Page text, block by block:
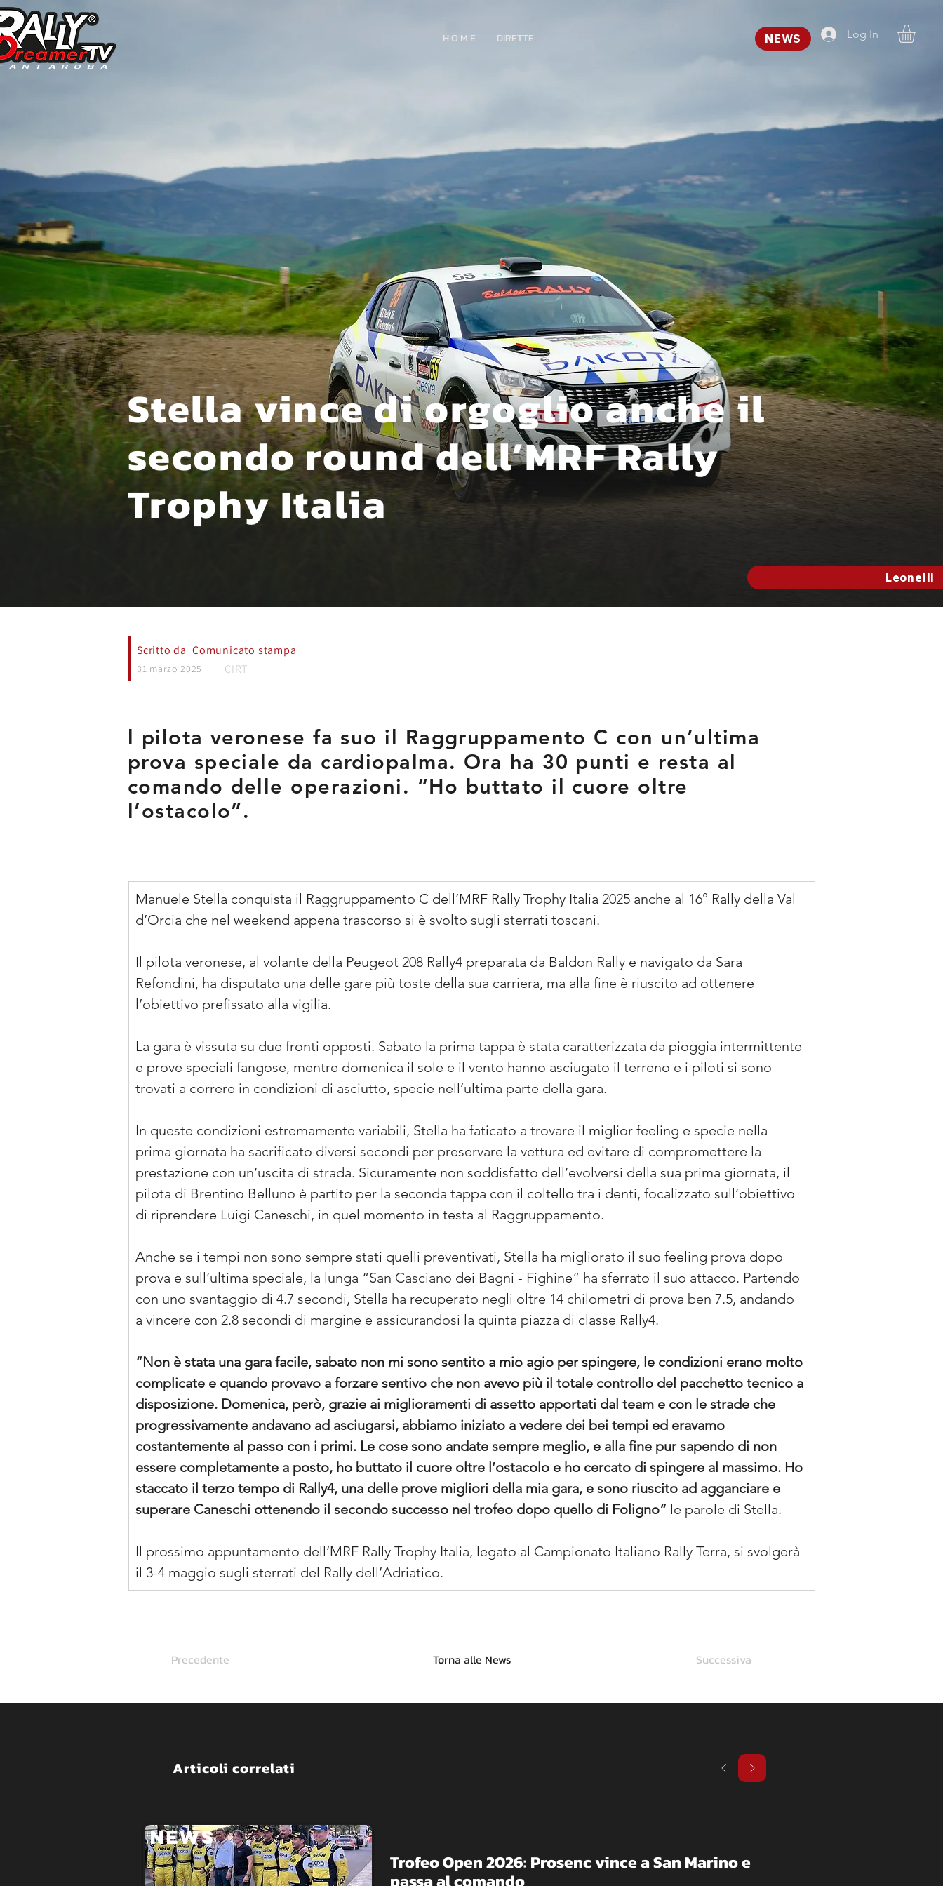
Log In
H O M E DIRETTE NEWS
Scritto da Comunicato stampa
31 marzo 2025 CIRT
l pilota veronese fa suo il Raggruppamento C con un’ultima
prova speciale da cardiopalma. Ora ha 30 punti e resta al
comando delle operazioni. “Ho buttato il cuore oltre
l’ostacolo”.
Manuele Stella conquista il Raggruppamento C dell’MRF Rally Trophy Italia 2025 anche al 16° Rally della Val
d’Orcia che nel weekend appena trascorso si è svolto sugli sterrati toscani.
Il pilota veronese, al volante della Peugeot 208 Rally4 preparata da Baldon Rally e navigato da Sara
Refondini, ha disputato una delle gare più toste della sua carriera, ma alla fine è riuscito ad ottenere
l’obiettivo prefissato alla vigilia.
La gara è vissuta su due fronti opposti. Sabato la prima tappa è stata caratterizzata da pioggia intermittente
e prove speciali fangose, mentre domenica il sole e il vento hanno asciugato il terreno e i piloti si sono
trovati a correre in condizioni di asciutto, specie nell’ultima parte della gara.
In queste condizioni estremamente variabili, Stella ha faticato a trovare il miglior feeling e specie nella
prima giornata ha sacrificato diversi secondi per preservare la vettura ed evitare di compromettere la
prestazione con un’uscita di strada. Sicuramente non soddisfatto dell’evolversi della sua prima giornata, il
pilota di Brentino Belluno è partito per la seconda tappa con il coltello tra i denti, focalizzato sull’obiettivo
di riprendere Luigi Caneschi, in quel momento in testa al Raggruppamento.
Anche se i tempi non sono sempre stati quelli preventivati, Stella ha migliorato il suo feeling prova dopo
prova e sull’ultima speciale, la lunga “San Casciano dei Bagni - Fighine” ha sferrato il suo attacco. Partendo
con uno svantaggio di 4.7 secondi, Stella ha recuperato negli oltre 14 chilometri di prova ben 7.5, andando
a vincere con 2.8 secondi di margine e assicurandosi la quinta piazza di classe Rally4.
“Non è stata una gara facile, sabato non mi sono sentito a mio agio per spingere, le condizioni erano molto
complicate e quando provavo a forzare sentivo che non avevo più il totale controllo del pacchetto tecnico a
disposizione. Domenica, però, grazie ai miglioramenti di assetto apportati dal team e con le strade che
progressivamente andavano ad asciugarsi, abbiamo iniziato a vedere dei bei tempi ed eravamo
costantemente al passo con i primi. Le cose sono andate sempre meglio, e alla fine pur sapendo di non
essere completamente a posto, ho buttato il cuore oltre l’ostacolo e ho cercato di spingere al massimo. Ho
staccato il terzo tempo di Rally4, una delle prove migliori della mia gara, e sono riuscito ad agganciare e
superare Caneschi ottenendo il secondo successo nel trofeo dopo quello di Foligno” le parole di Stella.
Il prossimo appuntamento dell’MRF Rally Trophy Italia, legato al Campionato Italiano Rally Terra, si svolgerà
il 3-4 maggio sugli sterrati del Rally dell’Adriatico.
Stella vince di orgoglio anche il
secondo round dell’MRF Rally
Trophy Italia
Leonelli
Precedente Torna alle News Successiva
Articoli correlati
NEWS
Trofeo Open 2026: Prosenc vince a San Marino e
passa al comando